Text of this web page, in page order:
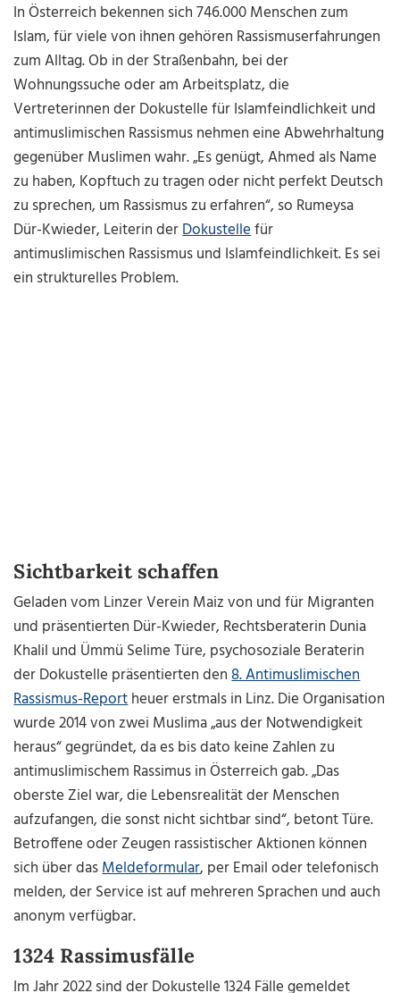
In Österreich bekennen sich 746.000 Menschen zum
Islam, für viele von ihnen gehören Rassismuserfahrungen
zum Alltag. Ob in der Straßenbahn, bei der
Wohnungssuche oder am Arbeitsplatz, die
Vertreterinnen der Dokustelle für Islamfeindlichkeit und
antimuslimischen Rassismus nehmen eine Abwehrhaltung
gegenüber Muslimen wahr. „Es genügt, Ahmed als Name
zu haben, Kopftuch zu tragen oder nicht perfekt Deutsch
zu sprechen, um Rassismus zu erfahren“, so Rumeysa
Dür-Kwieder, Leiterin derDokustellefür
antimuslimischen Rassismus und Islamfeindlichkeit. Es sei
ein strukturelles Problem.
Sichtbarkeit schaffen
Geladen vom Linzer Verein Maiz von und für Migranten
und präsentierten Dür-Kwieder, Rechtsberaterin Dunia
Khalil und Ümmü Selime Türe, psychosoziale Beraterin
der Dokustelle präsentierten den8. Antimuslimischen
Rassismus-Reportheuer erstmals in Linz. Die Organisation
wurde 2014 von zwei Muslima „aus der Notwendigkeit
heraus“ gegründet, da es bis dato keine Zahlen zu
antimuslimischem Rassimus in Österreich gab. „Das
oberste Ziel war, die Lebensrealität der Menschen
aufzufangen, die sonst nicht sichtbar sind“, betont Türe.
Betroffene oder Zeugen rassistischer Aktionen können
sich über dasMeldeformular, per Email oder telefonisch
melden, der Service ist auf mehreren Sprachen und auch
anonym verfügbar.
1324 Rassimusfälle
Im Jahr 2022 sind der Dokustelle 1324 Fälle gemeldet